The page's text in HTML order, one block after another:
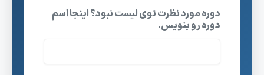
دوره مورد نظرت توی لیست نبود؟ اینجا اسم
دوره رو بنویس.